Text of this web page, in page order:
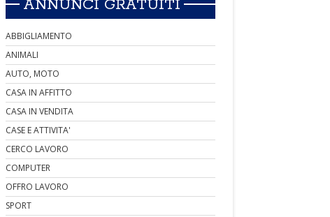
ANNUNCI GRATUITI
ABBIGLIAMENTO
ANIMALI
AUTO, MOTO
CASA IN AFFITTO
CASA IN VENDITA
CASE E ATTIVITA'
CERCO LAVORO
COMPUTER
OFFRO LAVORO
SPORT